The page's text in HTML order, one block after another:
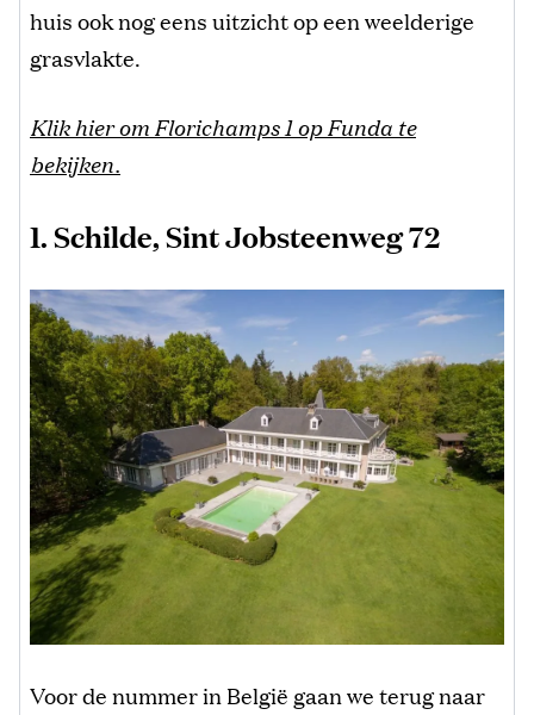
huis ook nog eens uitzicht op een weelderige
grasvlakte.
Klik hier om Florichamps 1 op Funda te
bekijken.
1. Schilde, Sint Jobsteenweg 72
Voor de nummer in België gaan we terug naar